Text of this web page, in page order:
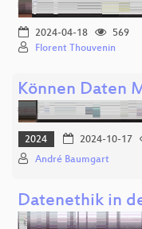
2024-04-18
569
Florent Thouvenin
Können Daten
2024 2024-10-17
André Baumgart
Datenethik in